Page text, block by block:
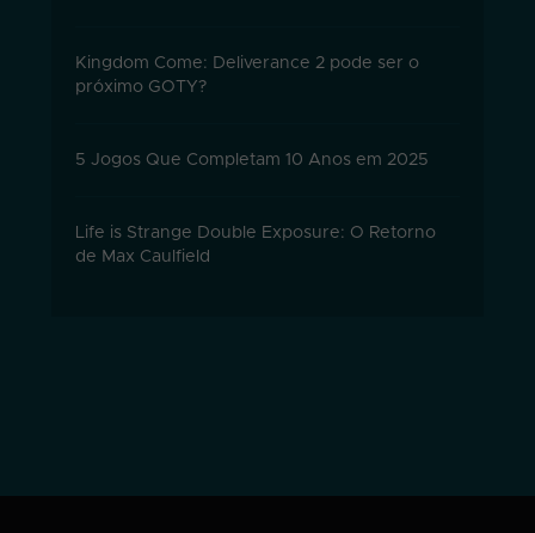
Kingdom Come: Deliverance 2 pode ser o
próximo GOTY?
5 Jogos Que Completam 10 Anos em 2025
Life is Strange Double Exposure: O Retorno
de Max Caulfield